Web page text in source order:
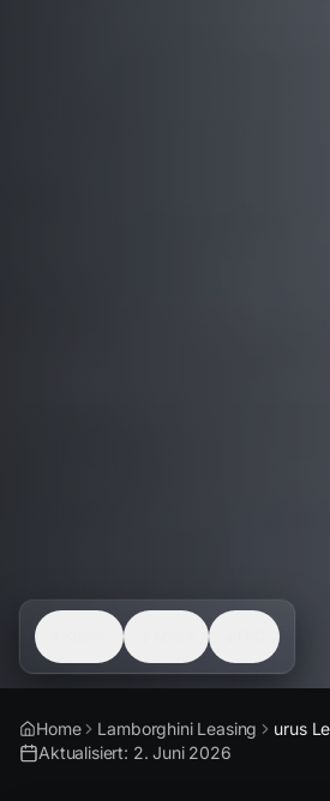
Home Lamborghini Leasing
urus
Aktualisiert: 2. Juni 2026